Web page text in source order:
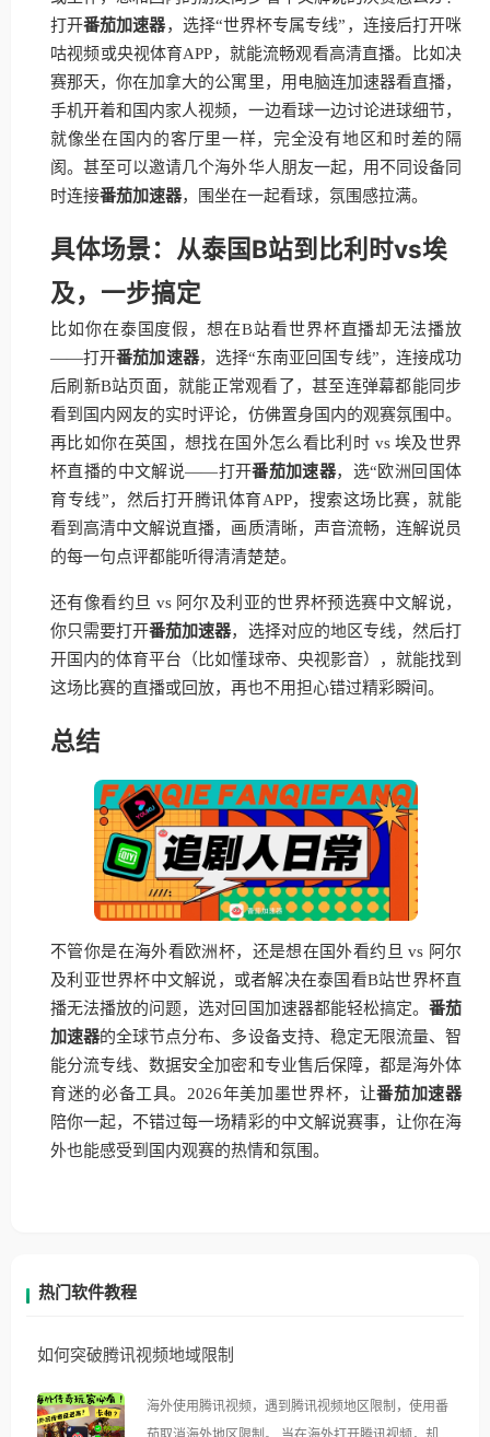
打开番茄加速器，选择“世界杯专属专线”，连接后打开咪
咕视频或央视体育APP，就能流畅观看高清直播。比如决
赛那天，你在加拿大的公寓里，用电脑连加速器看直播，
手机开着和国内家人视频，一边看球一边讨论进球细节，
就像坐在国内的客厅里一样，完全没有地区和时差的隔
阂。甚至可以邀请几个海外华人朋友一起，用不同设备同
时连接番茄加速器，围坐在一起看球，氛围感拉满。
具体场景：从泰国B站到比利时vs埃
及，一步搞定
比如你在泰国度假，想在B站看世界杯直播却无法播放
——打开番茄加速器，选择“东南亚回国专线”，连接成功
后刷新B站页面，就能正常观看了，甚至连弹幕都能同步
看到国内网友的实时评论，仿佛置身国内的观赛氛围中。
再比如你在英国，想找在国外怎么看比利时 vs 埃及世界
杯直播的中文解说——打开番茄加速器，选“欧洲回国体
育专线”，然后打开腾讯体育APP，搜索这场比赛，就能
看到高清中文解说直播，画质清晰，声音流畅，连解说员
的每一句点评都能听得清清楚楚。
还有像看约旦 vs 阿尔及利亚的世界杯预选赛中文解说，
你只需要打开番茄加速器，选择对应的地区专线，然后打
开国内的体育平台（比如懂球帝、央视影音），就能找到
这场比赛的直播或回放，再也不用担心错过精彩瞬间。
总结
不管你是在海外看欧洲杯，还是想在国外看约旦 vs 阿尔
及利亚世界杯中文解说，或者解决在泰国看B站世界杯直
播无法播放的问题，选对回国加速器都能轻松搞定。 番茄
加速器的全球节点分布、多设备支持、稳定无限流量、智
能分流专线、数据安全加密和专业售后保障，都是海外体
育迷的必备工具。2026年美加墨世界杯，让番茄加速器
陪你一起，不错过每一场精彩的中文解说赛事，让你在海
外也能感受到国内观赛的热情和氛围。
热门软件教程
如何突破腾讯视频地域限制
海外使用腾讯视频，遇到腾讯视频地区限制，使用番